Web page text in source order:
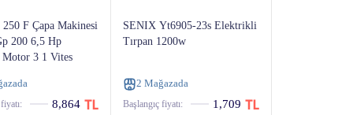
F Çapa Makinesi
200 6,5 Hp
3 1 Vites
8,864
SENIX Yt6905-23s Elektrikli
Tırpan 1200w
2 Mağazada
Başlangıç ​​fiyatı: 1,709